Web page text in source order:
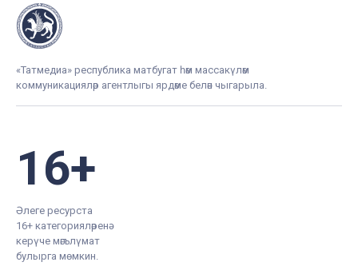
«Татмедиа» республика матбугат һәм массакүләм
коммуникацияләр агентлыгы ярдәме белән чыгарыла.
16+
Әлеге ресурста
16+ категорияләренә
керүче мәгълүмат
булырга мөмкин.